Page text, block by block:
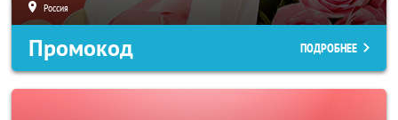
Россия
Промокод ПОДРОБНЕЕ